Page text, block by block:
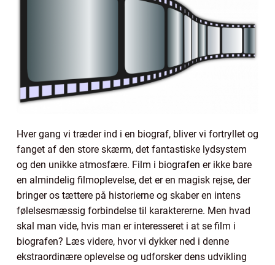
Hver gang vi træder ind i en biograf, bliver vi fortryllet og
fanget af den store skærm, det fantastiske lydsystem
og den unikke atmosfære. Film i biografen er ikke bare
en almindelig filmoplevelse, det er en magisk rejse, der
bringer os tættere på historierne og skaber en intens
følelsesmæssig forbindelse til karaktererne. Men hvad
skal man vide, hvis man er interesseret i at se film i
biografen? Læs videre, hvor vi dykker ned i denne
ekstraordinære oplevelse og udforsker dens udvikling